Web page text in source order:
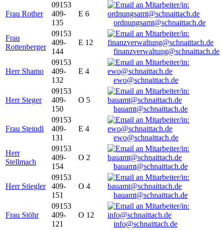
Frau Rother
09153
409-
135
E 6
ordnungsamt@schnaittach.de
Frau
Rottenberger
09153
409-
144
E 12
finanzverwaltung@schnaittach.de
Herr Shamo
09153
409-
132
E 4
ewo@schnaittach.de
Herr Steger
09153
409-
150
O 5
bauamt@schnaittach.de
Frau Steindl
09153
409-
131
E 4
ewo@schnaittach.de
Herr
Stellmach
09153
409-
154
O 2
bauamt@schnaittach.de
Herr Stiegler
09153
409-
151
O 4
bauamt@schnaittach.de
Frau Stöhr
09153
409-
121
O 12
info@schnaittach.de